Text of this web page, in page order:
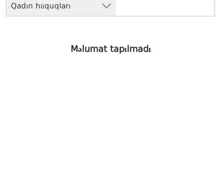
Qadın hüquqları
Məlumat tapılmadı